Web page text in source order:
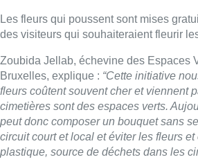
Les fleurs qui poussent sont mises
des visiteurs qui souhaiteraient fleurir
Zoubida Jellab, échevine des Espaces
Bruxelles, explique : “Cette initiative
fleurs coûtent souvent cher et viennent
cimetières sont des espaces verts.
peut donc composer un bouquet sans
circuit court et local et éviter les fleurs et
plastique, source de déchets dans les